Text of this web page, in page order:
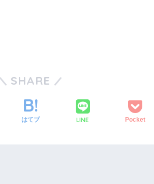
SHARE
はてブ LINE Pocket